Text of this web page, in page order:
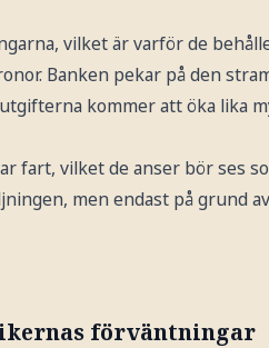
vilket är varför de
Banken pekar på den
kommer att öka lika
fart, vilket de anser bör ses
men endast på grund
förväntningar